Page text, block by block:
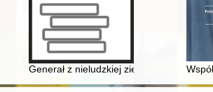
Generał z nieludzkiej ziemi : materiały